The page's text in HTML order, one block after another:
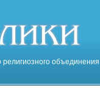
объединения